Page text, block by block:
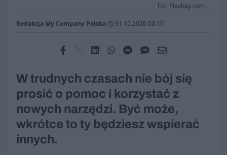
Fot. Pixabay.com
Redakcja My Company Polska 31.10.2020 00:10
W trudnych czasach nie bój się
prosić o pomoc i korzystać z
nowych narzędzi. Być może,
wkrótce to ty będziesz wspierać
innych.